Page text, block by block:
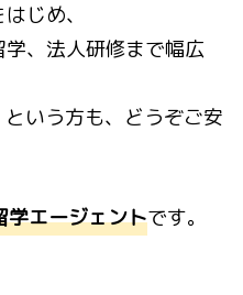
じめ、
、法人研修まで幅広
いう方も、どうぞご安
学エージェントです。